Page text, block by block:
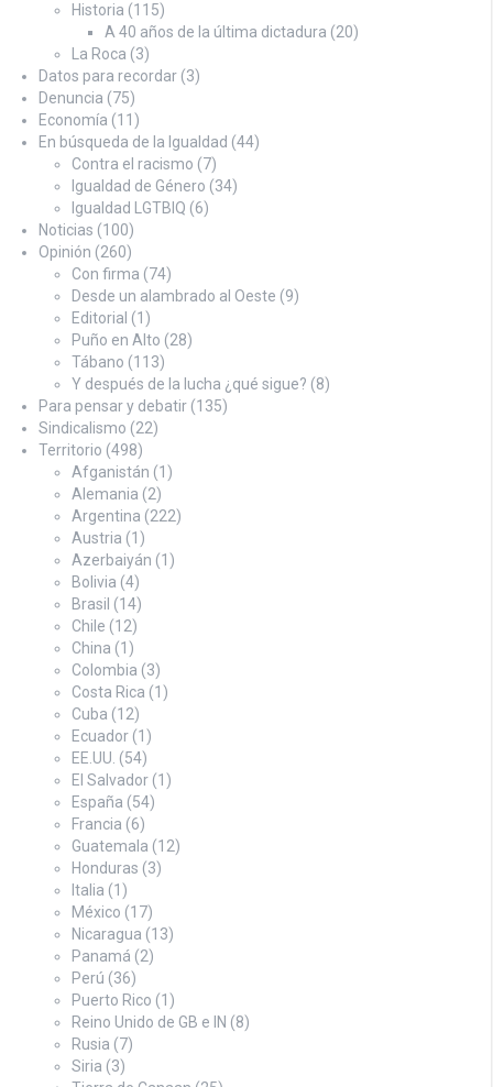
Historia (115)
A 40 años de la última dictadura (20)
La Roca (3)
Datos para recordar (3)
Denuncia (75)
Economía (11)
En búsqueda de la Igualdad (44)
Contra el racismo (7)
Igualdad de Género (34)
Igualdad LGTBIQ (6)
Noticias (100)
Opinión (260)
Con firma (74)
Desde un alambrado al Oeste (9)
Editorial (1)
Puño en Alto (28)
Tábano (113)
Y después de la lucha ¿qué sigue? (8)
Para pensar y debatir (135)
Sindicalismo (22)
Territorio (498)
Afganistán (1)
Alemania (2)
Argentina (222)
Austria (1)
Azerbaiyán (1)
Bolivia (4)
Brasil (14)
Chile (12)
China (1)
Colombia (3)
Costa Rica (1)
Cuba (12)
Ecuador (1)
EE.UU. (54)
El Salvador (1)
España (54)
Francia (6)
Guatemala (12)
Honduras (3)
Italia (1)
México (17)
Nicaragua (13)
Panamá (2)
Perú (36)
Puerto Rico (1)
Reino Unido de GB e IN (8)
Rusia (7)
Siria (3)